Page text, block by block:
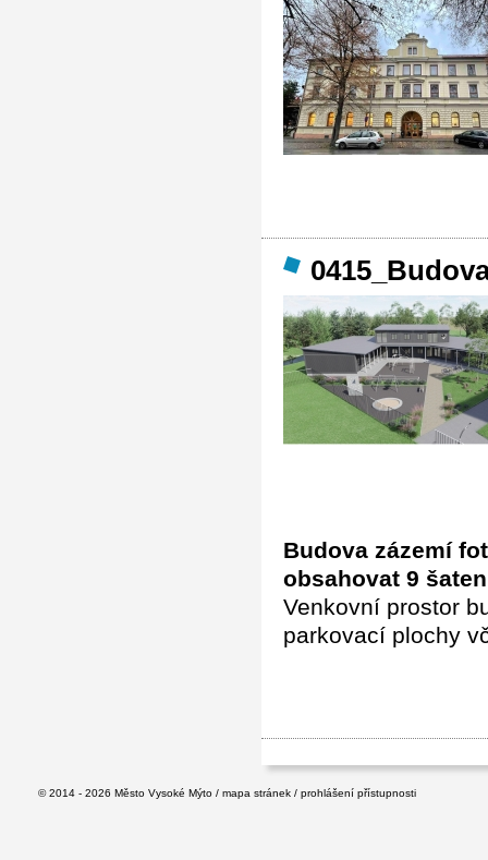
Budova zázemí
obsahovat 9
Venkovní prostor
parkovací plochy
© 2014 - 2026 Město Vysoké Mýto / mapa stránek / prohlášení přístupnosti